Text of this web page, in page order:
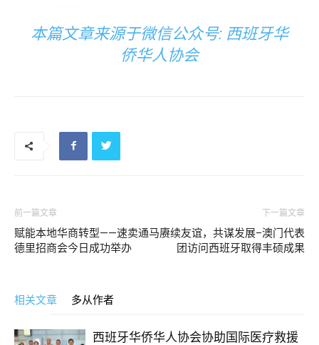
本篇文章来源于微信公众号: 西班牙华
侨华人协会
前一篇文章
赋能本地华商转型——速卖通马
德里招商会今日成功举办
下一篇文章
赓续友谊，共谋发展–澳门代表
团访问西班牙取得丰硕成果
相关文章 多从作者
西班牙华侨华人协会协助国际医疗救援